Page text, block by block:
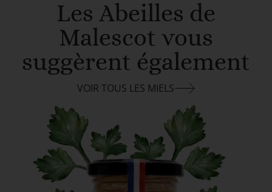
Les Abeilles de
Malescot vous
suggèrent également
VOIR TOUS LES MIELS